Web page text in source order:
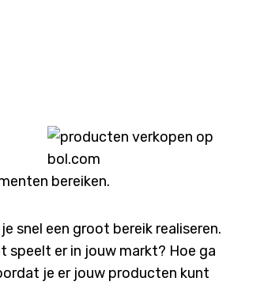
bereiken.
snel een groot bereik realiseren.
speelt er in jouw markt? Hoe ga
je er jouw producten kunt